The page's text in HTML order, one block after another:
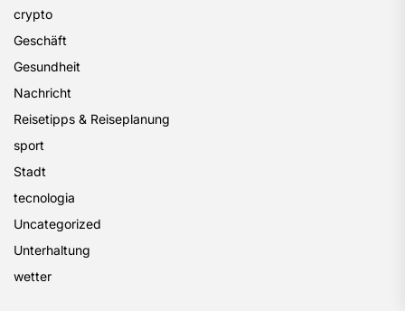
crypto
Geschäft
Gesundheit
Nachricht
Reisetipps & Reiseplanung
sport
Stadt
tecnologia
Uncategorized
Unterhaltung
wetter